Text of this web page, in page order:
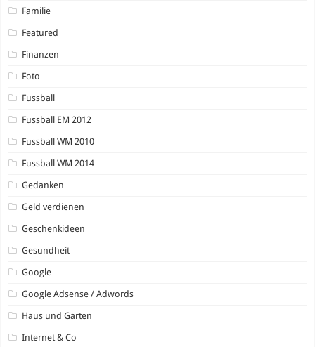
Familie
Featured
Finanzen
Foto
Fussball
Fussball EM 2012
Fussball WM 2010
Fussball WM 2014
Gedanken
Geld verdienen
Geschenkideen
Gesundheit
Google
Google Adsense / Adwords
Haus und Garten
Internet & Co